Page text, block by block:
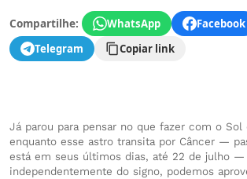
Compartilhe: WhatsApp Facebook
Telegram
Copiar link
Já parou para pensar no que fazer com o Sol
enquanto esse astro transita por Câncer —
está em seus últimos dias, até 22 de julho —
independentemente do signo, podemos